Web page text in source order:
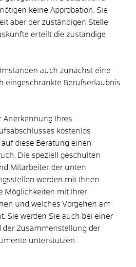
keine Approbation. Sie
aber der zuständigen Stelle
erteilt die zuständige
auch zunächst eine
eingeschränkte Berufserlaubnis
Anerkennung Ihres
kostenlos
diese Beratung einen
Die speziell geschulten
Mitarbeiter der unten
werden mit Ihnen
Möglichkeiten mit Ihrer
und welches Vorgehen am
Sie werden Sie auch bei einer
der Zusammenstellung der
unterstützen.